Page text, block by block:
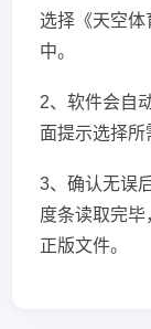
选择《天空
中。
2、软件会自
面提示选择所
3、确认无误
度条读取完
正版文件。